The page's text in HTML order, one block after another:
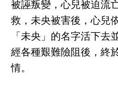
被誣叛變，心兒被迫流
救，未央被害後，心兒
「未央」的名字活下去
經各種艱難險阻後，終
情。